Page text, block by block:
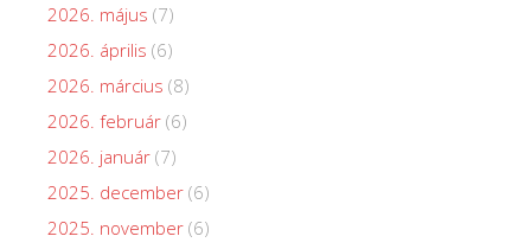
2026. május (7)
2026. április (6)
2026. március (8)
2026. február (6)
2026. január (7)
2025. december (6)
2025. november (6)